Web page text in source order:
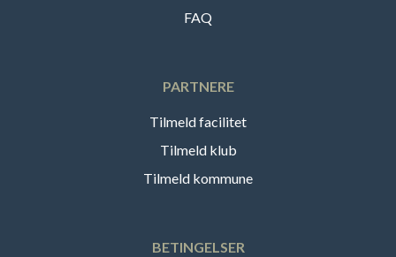
FAQ
PARTNERE
Tilmeld facilitet
Tilmeld klub
Tilmeld kommune
BETINGELSER